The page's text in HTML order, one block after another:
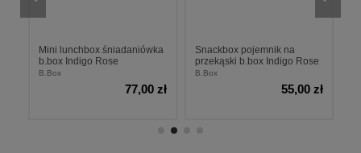
Mini lunchbox śniadaniówka
b.box Indigo Rose
B.Box
77,00 zł
Snackbox pojemnik na
przekąski b.box Indigo Rose
B.Box
55,00 zł